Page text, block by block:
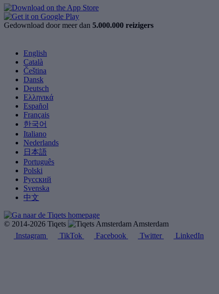
Gedownload door meer dan 5.000.000 reizigers
English
Català
Čeština
Dansk
Deutsch
Ελληνικά
Español
Français
한국어
Italiano
Nederlands
日本語
Português
Polski
Русский
Svenska
中文
© 2014-2026 Tiqets
Amsterdam
Instagram
TikTok Facebook Twitter LinkedIn